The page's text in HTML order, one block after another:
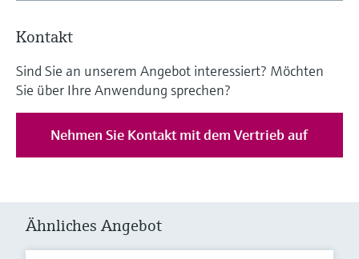
Kontakt
Sind Sie an unserem Angebot interessiert? Möchten
Sie über Ihre Anwendung sprechen?
Nehmen Sie Kontakt mit dem Vertrieb auf
Ähnliches Angebot